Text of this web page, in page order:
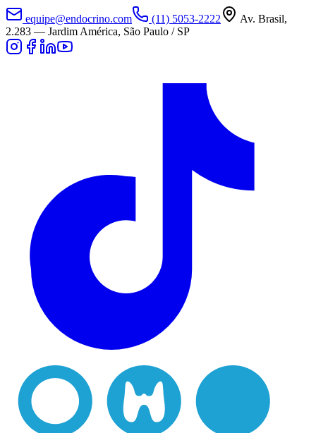
equipe@endocrino.com (11) 5053-2222
Av. Brasil,
2.283 — Jardim América, São Paulo / SP